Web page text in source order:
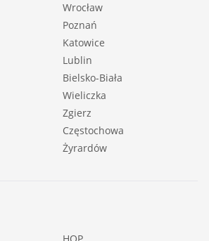
Wrocław
Poznań
Katowice
Lublin
Bielsko-Biała
Wieliczka
Zgierz
Częstochowa
Żyrardów